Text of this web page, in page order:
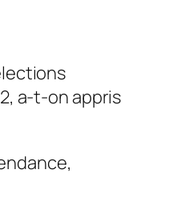
a-t-on appris